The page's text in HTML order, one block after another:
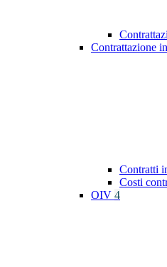
Contrattazione
Contratti
Costi
OIV 4